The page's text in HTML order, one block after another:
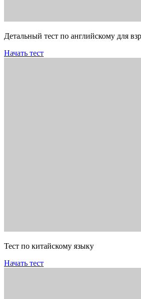
Детальный тест по английскому для
Начать тест
Тест по китайскому языку
Начать тест